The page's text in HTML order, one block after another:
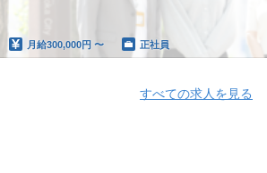
月給300,000円 〜 正社員
すべての求人を見る